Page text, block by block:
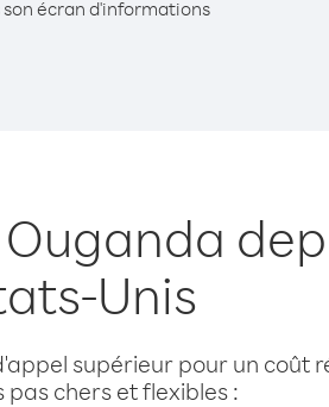
écran d'informations
Unis
supérieur pour un coût
pas chers et flexibles :